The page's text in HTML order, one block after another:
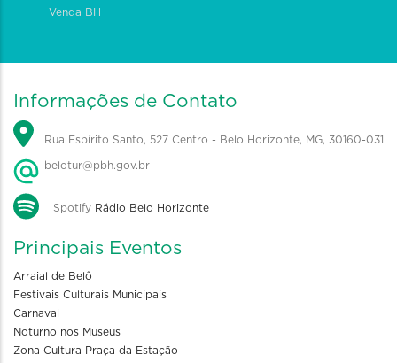
Venda BH
Informações de Contato
Rua Espírito Santo, 527 Centro - Belo Horizonte, MG, 30160-031
belotur@pbh.gov.br
Spotify Rádio Belo Horizonte
Principais Eventos
Arraial de Belô
Festivais Culturais Municipais
Carnaval
Noturno nos Museus
Zona Cultura Praça da Estação